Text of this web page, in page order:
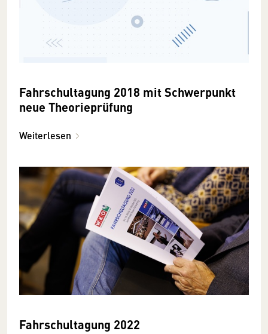
Fahrschultagung 2018 mit Schwerpunkt
neue Theorieprüfung
Weiterlesen
Fahrschultagung 2022